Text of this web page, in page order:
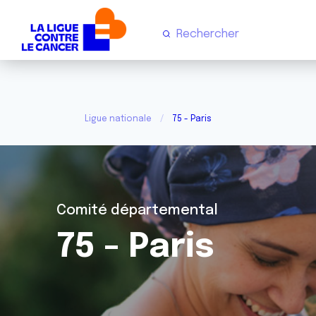
Ligue nationale 75 - Paris
Comité départemental
75 - Paris